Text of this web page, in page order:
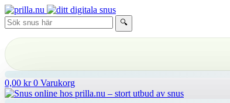
Hoppa
till
innehåll
🔍
0,00 kr 0 Varukorg